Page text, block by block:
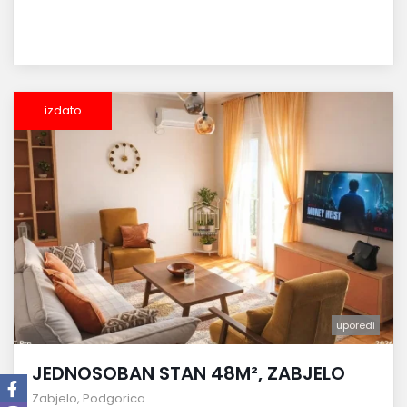
izdato
uporedi
JEDNOSOBAN STAN 48M², ZABJELO
Zabjelo, Podgorica